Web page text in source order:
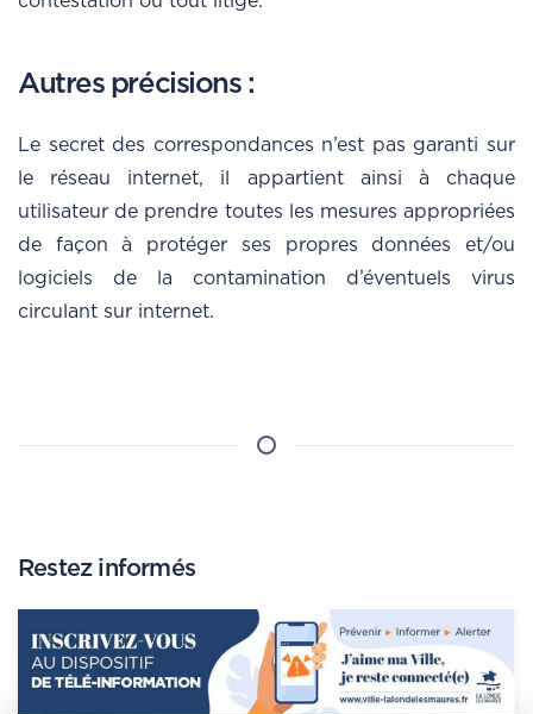
Autres précisions :
Le secret des correspondances n’est pas garanti sur
le réseau internet, il appartient ainsi à chaque
utilisateur de prendre toutes les mesures appropriées
de façon à protéger ses propres données et/ou
logiciels de la contamination d’éventuels virus
circulant sur internet.
Restez informés